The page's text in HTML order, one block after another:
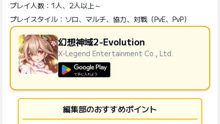
プレイ人数：1人、2人以上～
プレイスタイル：ソロ、マルチ、協力、対戦（PvE、PvP）
幻想神域2-Evolution
X-Legend Entertainment Co., Ltd.
編集部のおすすめポイント